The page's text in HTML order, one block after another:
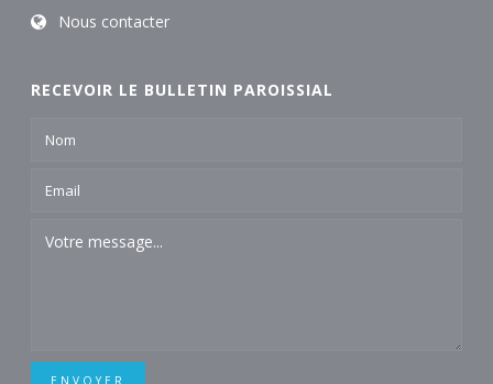
Nous contacter
RECEVOIR LE BULLETIN PAROISSIAL
ENVOYER